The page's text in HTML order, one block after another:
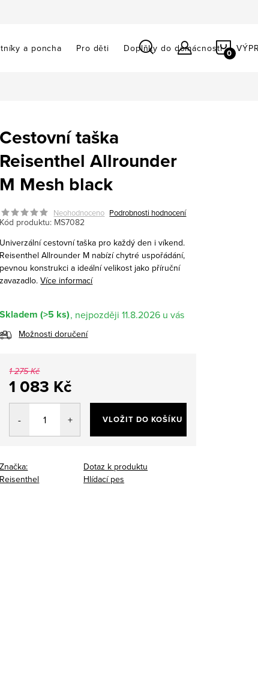
a poncha Pro děti Doplňky do domácnosti
Cestovní taška
Reisenthel Allrounder
M Mesh black
Neohodnoceno Podrobnosti hodnocení
Kód produktu: MS7082
Univerzální cestovní taška pro každý den i víkend.
Reisenthel Allrounder M nabízí chytré uspořádání,
pevnou konstrukci a ideální velikost jako příruční
zavazadlo.Více informací
Skladem (>5 ks) 11.8.2026
Možnosti doručení
1 275 Kč
1 083 Kč
Měrná
VLOŽIT DO KOŠÍKU
Značka:
Reisenthel
Dotaz k produktu
Hlídací pes